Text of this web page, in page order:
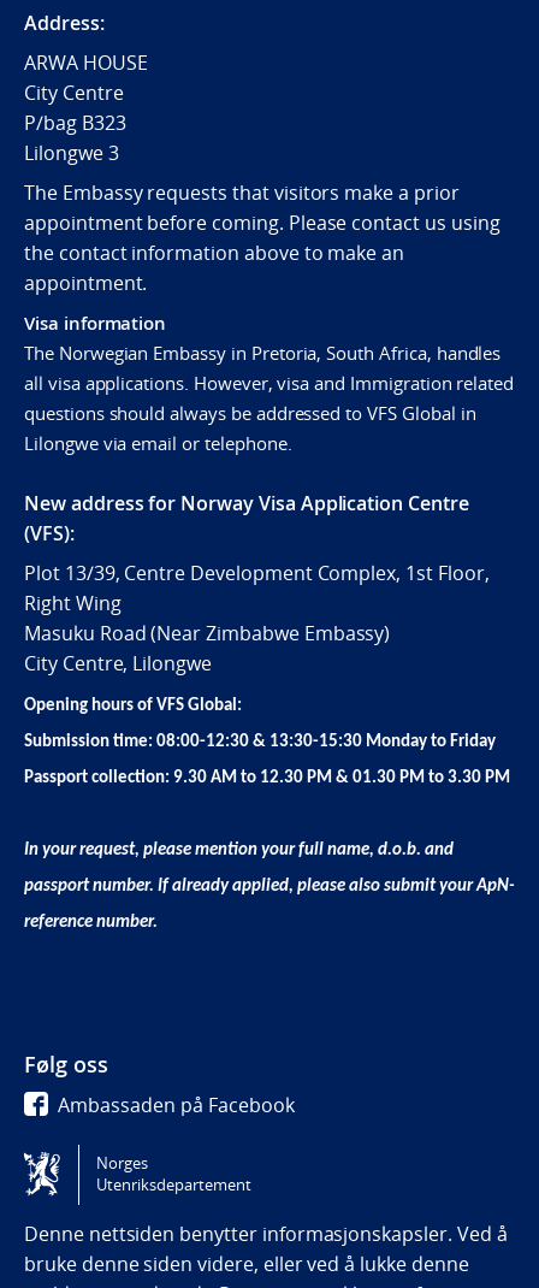
Address:
ARWA HOUSE
City Centre
P/bag B323
Lilongwe 3
The Embassy requests that visitors make a prior
appointment before coming. Please contact us using
the contact information above to make an
appointment.
Visa information
The Norwegian Embassy in Pretoria, South Africa, handles
all visa applications. However, visa and Immigration related
questions should always be addressed to VFS Global in
Lilongwe via email or telephone.
New address for Norway Visa Application Centre
(VFS):
Plot 13/39, Centre Development Complex, 1st Floor,
Right Wing
Masuku Road (Near Zimbabwe Embassy)
City Centre, Lilongwe
Opening hours of VFS Global:
Submission time: 08:00-12:30 & 13:30-15:30 Monday to Friday
Passport collection: 9.30 AM to 12.30 PM & 01.30 PM to 3.30 PM
In your request, please mention your full name, d.o.b. and
passport number. If already applied, please also submit your ApN-
reference number.
Følg oss
Ambassaden på Facebook
Ambassadøren på Twitter
Tilgjengelighetserklæring / Accessibility statement
(NO)
Norges
Utenriksdepartement
Denne nettsiden benytter informasjonskapsler. Ved å
bruke denne siden videre, eller ved å lukke denne